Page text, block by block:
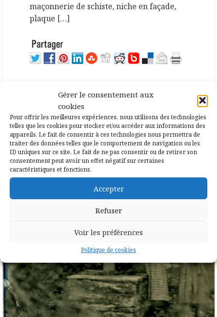
Gérer le consentement aux
cookies
Pour offrir les meilleures expériences, nous utilisons des technologies
telles que les cookies pour stocker et/ou accéder aux informations des
appareils. Le fait de consentir à ces technologies nous permettra de
traiter des données telles que le comportement de navigation ou les
ID uniques sur ce site. Le fait de ne pas consentir ou de retirer son
consentement peut avoir un effet négatif sur certaines
caractéristiques et fonctions.
Accepter
Refuser
Voir les préférences
Politique de cookies
maçonnerie de schiste, niche en façade,
plaque […]